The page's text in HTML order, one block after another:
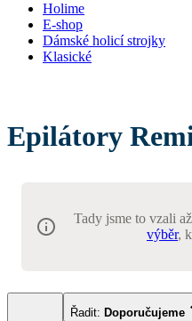
Holime
E-shop
Dámské holicí strojky
Klasické
Epilátory
Tady jsme to vzali
výběr,
Řadit: Doporučujeme